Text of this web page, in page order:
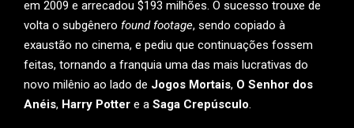
em 2009 e arrecadou $193 milhões. O sucesso trouxe de
volta o subgênero found footage, sendo copiado à
exaustão no cinema, e pediu que continuações fossem
feitas, tornando a franquia uma das mais lucrativas do
novo milênio ao lado de Jogos Mortais, O Senhor dos
Anéis, Harry Potter e a Saga Crepúsculo.